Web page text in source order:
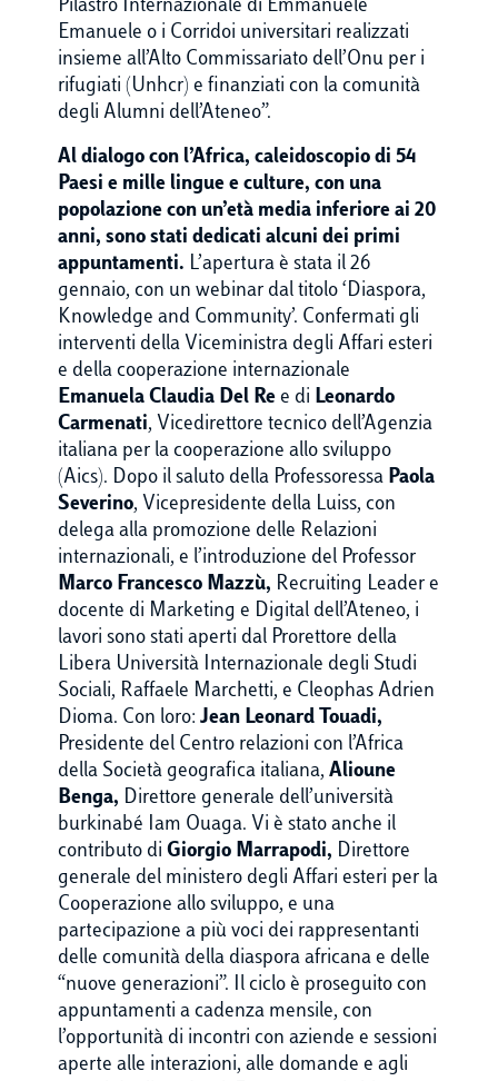
Pilastro Internazionale di Emmanuele
Emanuele o i Corridoi universitari realizzati
insieme all’Alto Commissariato dell’Onu per i
rifugiati (Unhcr) e finanziati con la comunità
degli Alumni dell’Ateneo”.
Al dialogo con l’Africa, caleidoscopio di 54
Paesi e mille lingue e culture, con una
popolazione con un’età media inferiore ai 20
anni, sono stati dedicati alcuni dei primi
appuntamenti. L’apertura è stata il 26
gennaio, con un webinar dal titolo ‘Diaspora,
Knowledge and Community’. Confermati gli
interventi della Viceministra degli Affari esteri
e della cooperazione internazionale
Emanuela Claudia Del Re e di Leonardo
Carmenati, Vicedirettore tecnico dell’Agenzia
italiana per la cooperazione allo sviluppo
(Aics). Dopo il saluto della Professoressa Paola
Severino, Vicepresidente della Luiss, con
delega alla promozione delle Relazioni
internazionali, e l’introduzione del Professor
Marco Francesco Mazzù, Recruiting Leader e
docente di Marketing e Digital dell’Ateneo, i
lavori sono stati aperti dal Prorettore della
Libera Università Internazionale degli Studi
Sociali, Raffaele Marchetti, e Cleophas Adrien
Dioma. Con loro: Jean Leonard Touadi,
Presidente del Centro relazioni con l’Africa
della Società geografica italiana, Alioune
Benga, Direttore generale dell’università
burkinabé Iam Ouaga. Vi è stato anche il
contributo di Giorgio Marrapodi, Direttore
generale del ministero degli Affari esteri per la
Cooperazione allo sviluppo, e una
partecipazione a più voci dei rappresentanti
delle comunità della diaspora africana e delle
“nuove generazioni”. Il ciclo è proseguito con
appuntamenti a cadenza mensile, con
l’opportunità di incontri con aziende e sessioni
aperte alle interazioni, alle domande e agli